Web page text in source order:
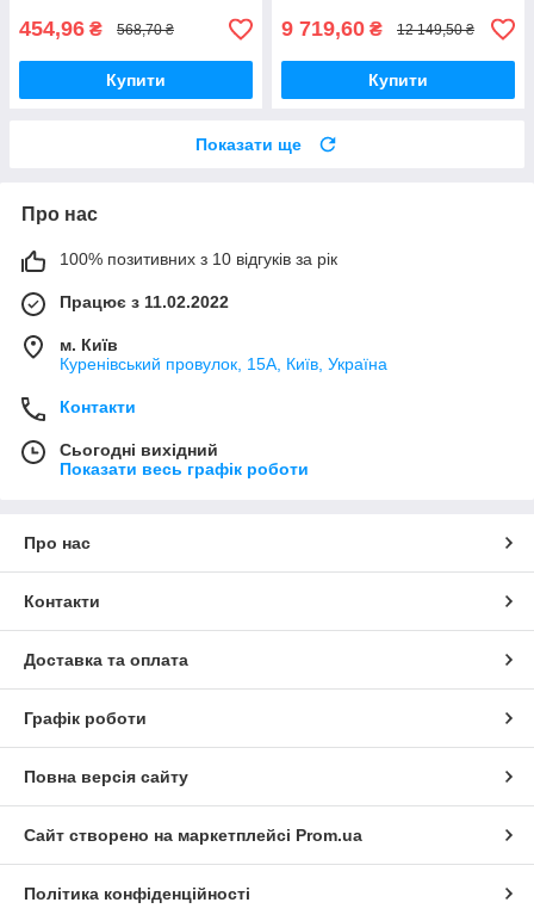
454,96 ₴ 568,70 ₴
Купити
9 719,60 ₴ 12 149,50 ₴
Купити
Показати ще
Про нас
100% позитивних з 10 відгуків за рік
Працює з 11.02.2022
м. Київ
Куренівський провулок, 15А, Київ, Україна
Контакти
Сьогодні вихідний
Показати весь графік роботи
Про нас
Контакти
Доставка та оплата
Графік роботи
Повна версія сайту
Сайт створено на маркетплейсі Prom.ua
Політика конфіденційності